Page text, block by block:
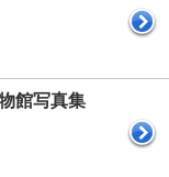
館写真集